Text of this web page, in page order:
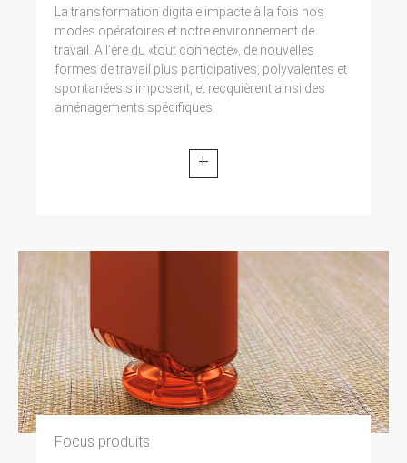
La transformation digitale impacte à la fois nos
modes opératoires et notre environnement de
travail. A l’ère du «tout connecté», de nouvelles
formes de travail plus participatives, polyvalentes et
spontanées s’imposent, et recquièrent ainsi des
aménagements spécifiques.
+
Focus produits